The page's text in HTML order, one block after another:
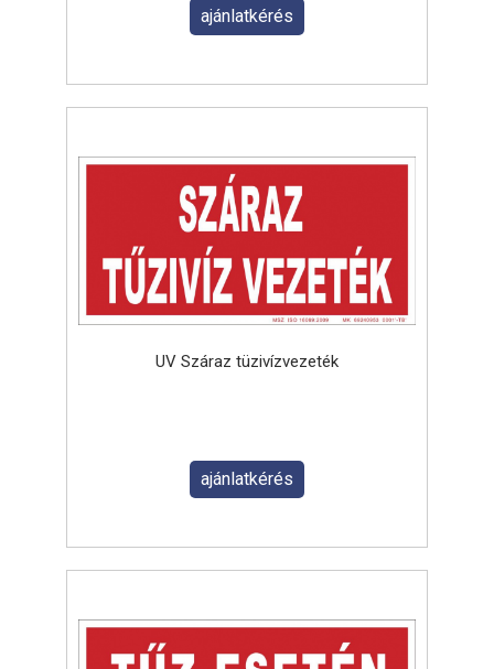
ajánlatkérés
UV Száraz tüzivízvezeték
ajánlatkérés